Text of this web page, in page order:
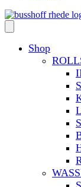
Shop